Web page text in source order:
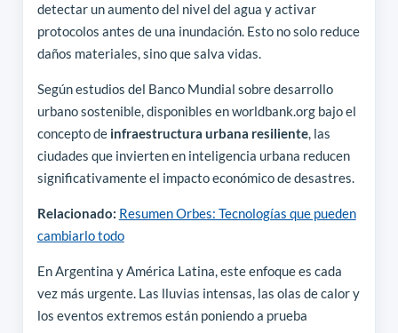
detectar un aumento del nivel del agua y activar
protocolos antes de una inundación. Esto no solo reduce
daños materiales, sino que salva vidas.
Según estudios del Banco Mundial sobre desarrollo
urbano sostenible, disponibles en worldbank.org bajo el
concepto de infraestructura urbana resiliente, las
ciudades que invierten en inteligencia urbana reducen
significativamente el impacto económico de desastres.
Relacionado: Resumen Orbes: Tecnologías que pueden
cambiarlo todo
En Argentina y América Latina, este enfoque es cada
vez más urgente. Las lluvias intensas, las olas de calor y
los eventos extremos están poniendo a prueba